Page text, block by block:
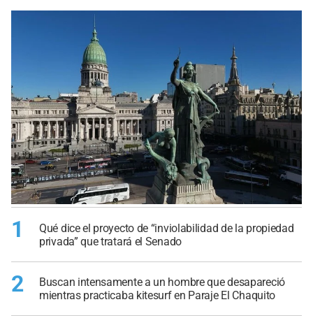
1
Qué dice el proyecto de “inviolabilidad de la propiedad
privada” que tratará el Senado
2
Buscan intensamente a un hombre que desapareció
mientras practicaba kitesurf en Paraje El Chaquito